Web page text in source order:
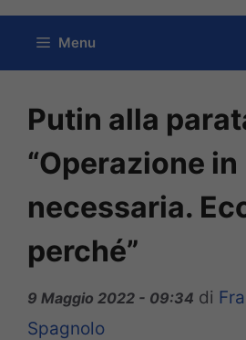
contenuto
Menu
Putin alla
“Operazione
necessaria.
perché”
9 Maggio 2022 - 09:34 di
Spagnolo